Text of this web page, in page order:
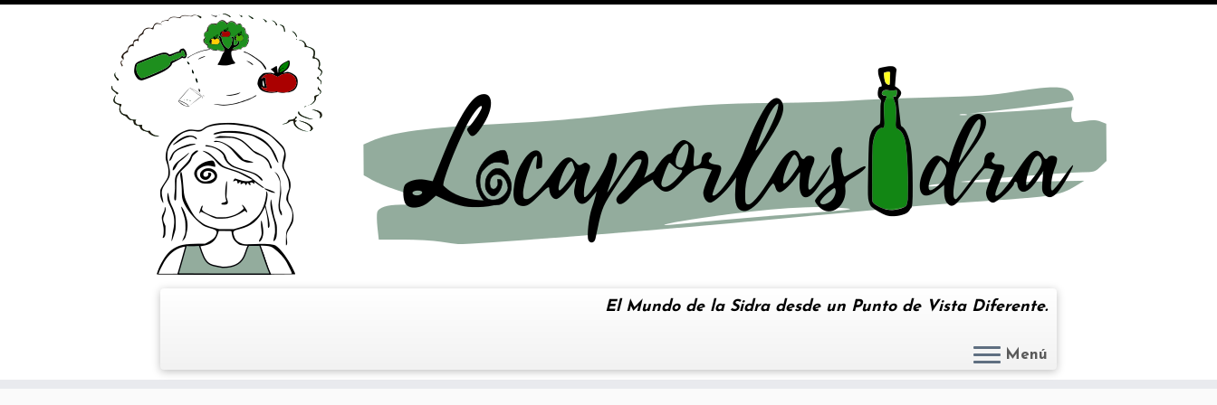
El Mundo de la Sidra desde un Punto de Vista Diferente.
Menú